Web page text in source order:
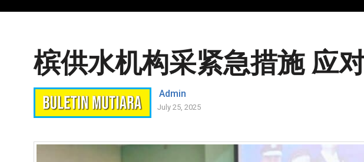
槟供水机构采紧急措施 应
Admin
July 25, 2025